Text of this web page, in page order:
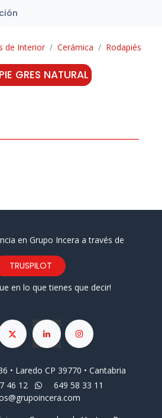
de Interior Cerámica Rodapiés
GRES NATURAL
en Grupo Incera a través de
TRUSPILOT
en lo que tienes que decir!
• Laredo CP 39770 • Cantabria
46 12
649 58 33 11